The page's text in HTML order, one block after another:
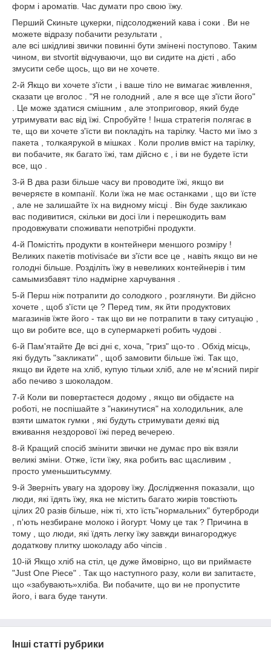
форм і ароматів. Час думати про свою їжу.
Перший Скиньте цукерки, підсолоджений кава і соки . Ви не
можете відразу побачити результати ,
але всі шкідливі звички повинні бути змінені поступово. Таким
чином, ви stvortit відчуваючи, що ви сидите на дієті , або
змусити себе щось, що ви не хочете.
2-й Якщо ви хочете з'їсти , і ваше тіло не вимагає живлення,
сказати це вголос . "Я не голодний , але я все ще з'їсти його"
. Це може здатися смішним , але этоприговор, який буде
утримувати вас від їжі. Спробуйте ! Інша стратегія полягає в
те, що ви хочете з'їсти ви покладіть на тарілку. Часто ми їмо з
пакета , толкаярукой в мішках . Коли пролив вміст на тарілку,
ви побачите, як багато їжі, там дійсно є , і ви не будете їсти
все, що .
3-й В два рази більше часу ви проводите їжі, якщо ви
вечеряєте в компанії. Коли їжа не має останками , що ви їсте
, але не залишайте їх на видному місці . Він буде закликаю
вас подивитися, скільки ви досі їли і перешкодить вам
продовжувати споживати непотрібні продукти.
4-й Помістіть продукти в контейнери меншого розміру !
Великих пакетів motivisaće ви з'їсти все це , навіть якщо ви не
голодні більше. Розділіть їжу в невеликих контейнерів і тим
самымизбавят тіло надмірне харчування .
5-й Перш ніж потрапити до солодкого , розглянути. Ви дійсно
хочете , щоб з'їсти це ? Перед тим, як йти продуктових
магазинів їжте його - так що ви не потрапити в таку ситуацію ,
що ви робите все, що в супермаркеті робить чудові .
6-й Пам'ятайте Де всі дні є, хоча, "гриз" що-то . Обхід місць,
які будуть "закликати" , щоб замовити більше їжі. Так що,
якщо ви йдете на хліб, купую тільки хліб, але не м'ясний пиріг
або печиво з шоколадом.
7-й Коли ви повертаєтеся додому , якщо ви обідаєте на
роботі, не поспішайте з "накинутися" на холодильник, але
взяти шматок гумки , які будуть стримувати деякі від
вживання нездорової їжі перед вечерею.
8-й Кращий спосіб змінити звички не думає про вік взяли
великі зміни. Отже, їсти їжу, яка робить вас щасливим ,
просто уменьшитьсумму.
9-й Зверніть увагу на здорову їжу. Дослідження показали, що
люди, які їдять їжу, яка не містить багато жирів товстіють
цілих 20 разів більше, ніж ті, хто їсть"нормальних" бутерброди
, п'ють незбиране молоко і йогурт. Чому це так ? Причина в
тому , що люди, які їдять легку їжу завжди винагороджує
додаткову плитку шоколаду або чіпсів .
10-ій Якщо хліб на стіл, це дуже ймовірно, що ви приймаєте
"Just One Piece" . Так що наступного разу, коли ви запитаєте,
що «забувають»хліба. Ви побачите, що ви не пропустите
його, і вага буде танути.
Інші статті рубрики